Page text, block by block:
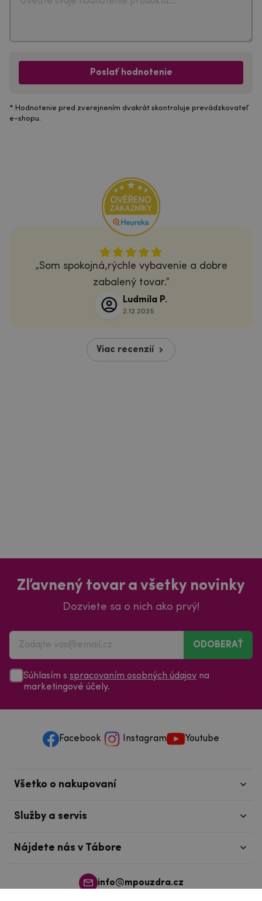
Poslať hodnotenie
* Hodnotenie pred zverejnením dvakrát skontroluje prevádzkovateľ
e-shopu.
Som spokojná,rýchle vybavenie a dobre
zabalený tovar.
Ludmila P.
2.12.2025
Viac recenzií
Zľavnený tovar a všetky novinky
Dozviete sa o nich ako prvý!
ODOBERAŤ
Súhlasím s spracovaním osobných údajov na
marketingové účely.
Facebook Instagram Youtube
info@mpouzdra.cz
Všetko o nakupovaní
Služby a servis
Nájdete nás v Tábore